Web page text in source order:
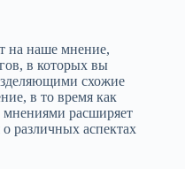
на наше мнение,
в которых вы
схожие
в то время как
мнениями расширяет
о различных аспектах